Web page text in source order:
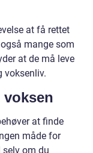
at få rettet
mange som
at de må leve
voksenliv.
at finde
måde for
om du